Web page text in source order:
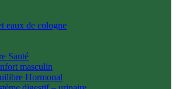
eaux de cologne
Santé
masculin
Hormonal